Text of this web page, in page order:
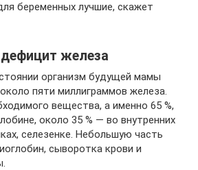
беременных лучшие, скажет
дефицит железа
организм будущей мамы
пяти миллиграммов железа.
вещества, а именно 65 %,
около 35 % — во внутренних
селезенке. Небольшую часть
сыворотка крови и